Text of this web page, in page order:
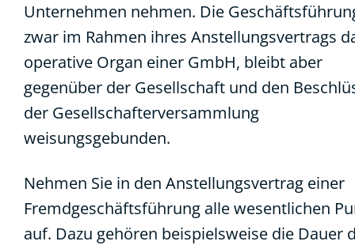
Unternehmen nehmen. Die
zwar im Rahmen ihres Anstellungsvertrags
operative Organ einer GmbH, bleibt aber
gegenüber der Gesellschaft und den
der Gesellschafterversammlung
weisungsgebunden.
Nehmen Sie in den Anstellungsvertrag einer
Fremdgeschäftsführung alle wesentlichen
auf. Dazu gehören beispielsweise die Dauer